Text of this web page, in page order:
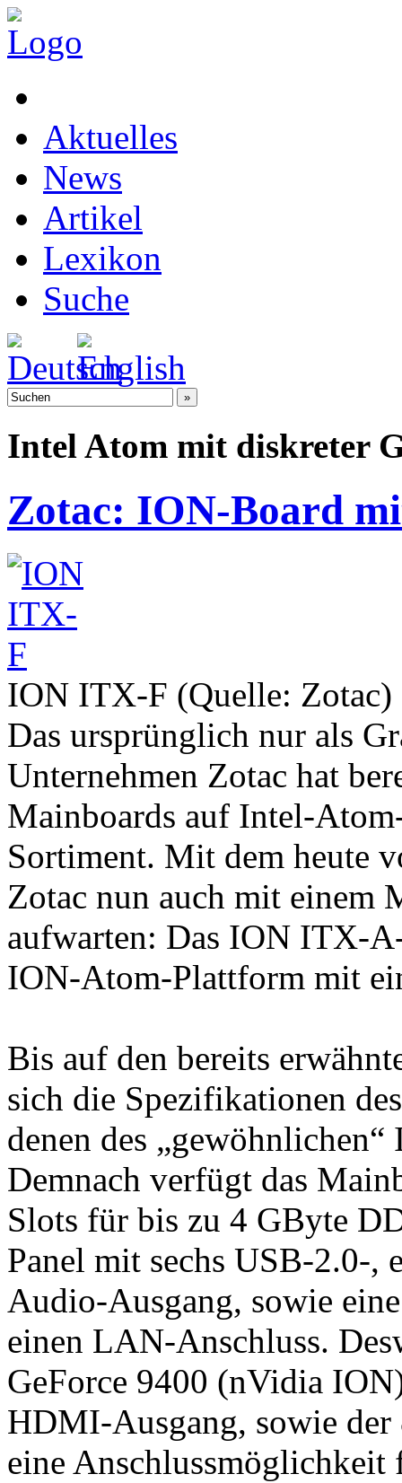
Aktuelles
News
Artikel
Lexikon
Suche
Intel Atom mit diskreter
Zotac: ION-Board
ION ITX-F (Quelle: Zotac)
Das ursprünglich nur als
Unternehmen Zotac hat
Mainboards auf Intel-
Sortiment. Mit dem heute
Zotac nun auch mit einem
aufwarten: Das ION ITX-
ION-Atom-Plattform mit
Bis auf den bereits
sich die Spezifikationen
denen des
Demnach verfügt das
Slots für bis zu 4 GByte
Panel mit sechs USB-2.0-,
Audio-Ausgang, sowie
einen LAN-Anschluss.
GeForce 9400 (nVidia
HDMI-Ausgang, sowie
eine Anschlussmöglichkeit